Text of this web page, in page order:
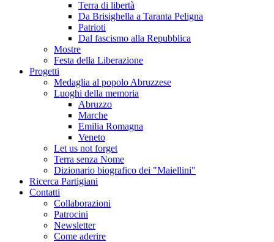
Terra di libertà
Da Brisighella a Taranta Peligna
Patrioti
Dal fascismo alla Repubblica
Mostre
Festa della Liberazione
Progetti
Medaglia al popolo Abruzzese
Luoghi della memoria
Abruzzo
Marche
Emilia Romagna
Veneto
Let us not forget
Terra senza Nome
Dizionario biografico dei "Maiellini"
Ricerca Partigiani
Contatti
Collaborazioni
Patrocini
Newsletter
Come aderire